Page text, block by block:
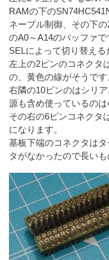
RAMの下の
ネーブル制御、その下
のA0～A14のバッファ
SELによって切り替える
左上の2ピンのコネクタ
の、黄色の線がそうです
右隣の10ピンのはシリ
源も含め使っているのは
その右の6ピンコネクタ
になります。
基板下端のコネクタは
タがなかったので長い